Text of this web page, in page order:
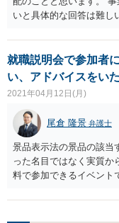
いと具体的な回答は難し
とも多く、それに該当し
性も考えられます。 A社
がすぐに有効期限が来て
いった場合には、これ
を見直す、ことにより
応も考えられます。 ま
る商品の種類等にもより
対応も考えられます。他
仕入れられなくなって
し、そうでない場合にも
きます。 具体的な内容
るかもしれません。 弁
就職説明会で参加者
い、アドバイスをい
2021年04月12日(月)
尾倉 隆景 弁護士
景品表示法の景品の該当
った名目ではなく実質か
料で参加できるイベント
ではなく、景品表示法の